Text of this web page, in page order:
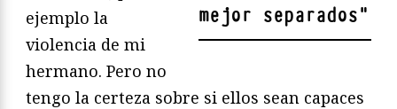
mejor separados"
ejemplo la
violencia de mi
hermano. Pero no
tengo la certeza sobre si ellos sean capaces